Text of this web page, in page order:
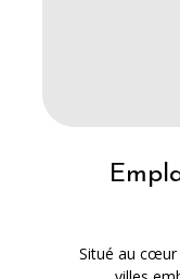
Situé au cœur